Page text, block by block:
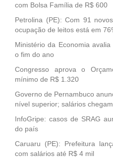
com Bolsa Família de R$ 600
Petrolina (PE): Com 91
ocupação de leitos está em
Ministério da Economia
o fim do ano
Congresso aprova o
mínimo de R$ 1.320
Governo de Pernambuco
nível superior; salários
InfoGripe: casos de SRAG
do país
Caruaru (PE): Prefeitura
com salários até R$ 4 mil